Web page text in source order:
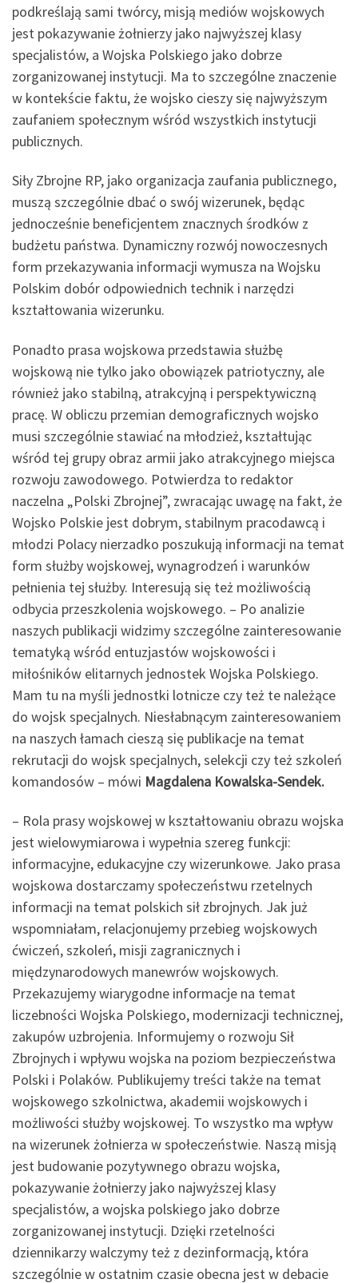
podkreślają sami twórcy, misją mediów wojskowych
jest pokazywanie żołnierzy jako najwyższej klasy
specjalistów, a Wojska Polskiego jako dobrze
zorganizowanej instytucji. Ma to szczególne znaczenie
w kontekście faktu, że wojsko cieszy się najwyższym
zaufaniem społecznym wśród wszystkich instytucji
publicznych.
Siły Zbrojne RP, jako organizacja zaufania publicznego,
muszą szczególnie dbać o swój wizerunek, będąc
jednocześnie beneficjentem znacznych środków z
budżetu państwa. Dynamiczny rozwój nowoczesnych
form przekazywania informacji wymusza na Wojsku
Polskim dobór odpowiednich technik i narzędzi
kształtowania wizerunku.
Ponadto prasa wojskowa przedstawia służbę
wojskową nie tylko jako obowiązek patriotyczny, ale
również jako stabilną, atrakcyjną i perspektywiczną
pracę. W obliczu przemian demograficznych wojsko
musi szczególnie stawiać na młodzież, kształtując
wśród tej grupy obraz armii jako atrakcyjnego miejsca
rozwoju zawodowego. Potwierdza to redaktor
naczelna „Polski Zbrojnej”, zwracając uwagę na fakt, że
Wojsko Polskie jest dobrym, stabilnym pracodawcą i
młodzi Polacy nierzadko poszukują informacji na temat
form służby wojskowej, wynagrodzeń i warunków
pełnienia tej służby. Interesują się też możliwością
odbycia przeszkolenia wojskowego. – Po analizie
naszych publikacji widzimy szczególne zainteresowanie
tematyką wśród entuzjastów wojskowości i
miłośników elitarnych jednostek Wojska Polskiego.
Mam tu na myśli jednostki lotnicze czy też te należące
do wojsk specjalnych. Niesłabnącym zainteresowaniem
na naszych łamach cieszą się publikacje na temat
rekrutacji do wojsk specjalnych, selekcji czy też szkoleń
komandosów – mówi Magdalena Kowalska-Sendek.
– Rola prasy wojskowej w kształtowaniu obrazu wojska
jest wielowymiarowa i wypełnia szereg funkcji:
informacyjne, edukacyjne czy wizerunkowe. Jako prasa
wojskowa dostarczamy społeczeństwu rzetelnych
informacji na temat polskich sił zbrojnych. Jak już
wspomniałam, relacjonujemy przebieg wojskowych
ćwiczeń, szkoleń, misji zagranicznych i
międzynarodowych manewrów wojskowych.
Przekazujemy wiarygodne informacje na temat
liczebności Wojska Polskiego, modernizacji technicznej,
zakupów uzbrojenia. Informujemy o rozwoju Sił
Zbrojnych i wpływu wojska na poziom bezpieczeństwa
Polski i Polaków. Publikujemy treści także na temat
wojskowego szkolnictwa, akademii wojskowych i
możliwości służby wojskowej. To wszystko ma wpływ
na wizerunek żołnierza w społeczeństwie. Naszą misją
jest budowanie pozytywnego obrazu wojska,
pokazywanie żołnierzy jako najwyższej klasy
specjalistów, a wojska polskiego jako dobrze
zorganizowanej instytucji. Dzięki rzetelności
dziennikarzy walczymy też z dezinformacją, która
szczególnie w ostatnim czasie obecna jest w debacie